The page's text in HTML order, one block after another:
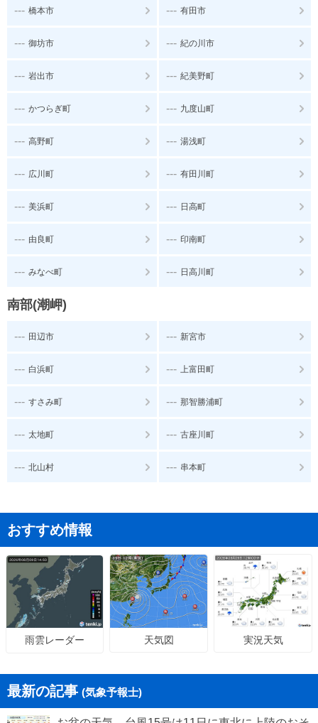
--- 橋本市 --- 有田市
--- 御坊市 --- 紀の川市
--- 岩出市 --- 紀美野町
--- かつらぎ町 --- 九度山町
--- 高野町 --- 湯浅町
--- 広川町 --- 有田川町
--- 美浜町 --- 日高町
--- 由良町 --- 印南町
--- みなべ町 --- 日高川町
南部(潮岬)
--- 田辺市 --- 新宮市
--- 白浜町 --- 上富田町
--- すさみ町 --- 那智勝浦町
--- 太地町 --- 古座川町
--- 北山村 --- 串本町
おすすめ情報
雨雲レーダー 天気図 実況天気
最新の記事 (気象予報士)